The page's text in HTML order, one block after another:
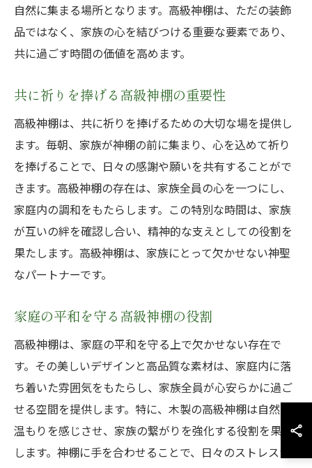
自然に集まる場所となります。高級神棚は、ただの装飾
品ではなく、家族の心を結びつける重要な要素であり、
共に過ごす時間の価値を高めます。
共に祈りを捧げる高級神棚の重要性
高級神棚は、共に祈りを捧げるための大切な場を提供し
ます。毎朝、家族が神棚の前に集まり、心を込めて祈り
を捧げることで、日々の感謝や願いを共有することがで
きます。高級神棚の存在は、家族全員の心を一つにし、
家庭内の調和をもたらします。この特別な時間は、家族
が互いの絆を確認し合い、精神的な支えとしての役割を
果たします。高級神棚は、家族にとって欠かせない神聖
なパートナーです。
家庭の平和を守る高級神棚の役割
高級神棚は、家庭の平和を守る上で欠かせない存在で
す。その美しいデザインと高品質な素材は、家庭内に落
ち着いた雰囲気をもたらし、家族全員が心安らかに過ご
せる空間を提供します。特に、木製の高級神棚は自然の
温もりを感じさせ、家族の繋がりを強化する役割を果た
します。神棚に手を合わせることで、日々のストレスか